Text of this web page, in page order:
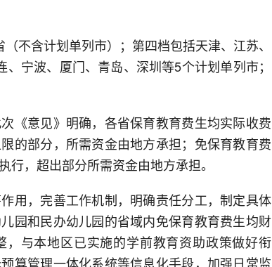
不含计划单列市）；第四档包括天津、江苏、
宁波、厦门、青岛、深圳等5个计划单列市；
《意见》明确，各省保育教育费生均实际收费
的部分，所需资金由地方承担；免保育教育费
，超出部分所需资金由地方承担。
用，完善工作机制，明确责任分工，制定具体
园和民办幼儿园的省域内免保育教育费生均财
与本地区已实施的学前教育资助政策做好衔
算管理一体化系统等信息化手段，加强日常监